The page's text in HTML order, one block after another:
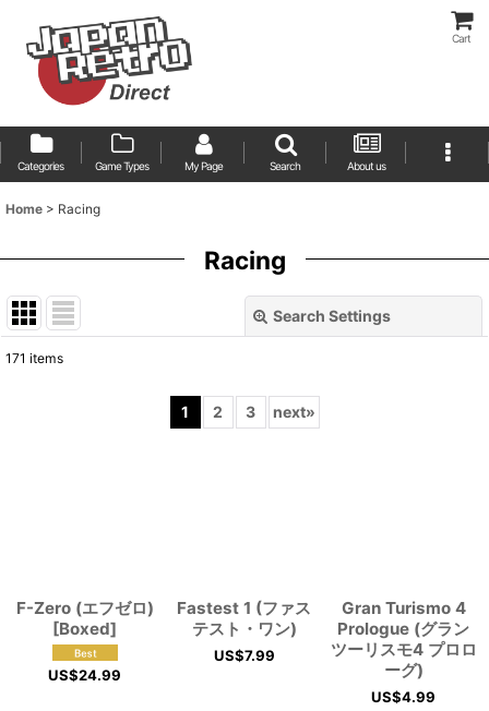
Cart
Categories Game Types My Page Search About us
Home > Racing
Racing
Search Settings
171 items
1 2 3 next»
F-Zero (エフゼロ)
[Boxed]
US$24.99
Fastest 1 (ファス
テスト・ワン)
US$7.99
Gran Turismo 4
Prologue (グラン
ツーリスモ4 プロロ
ーグ)
US$4.99